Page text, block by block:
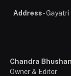
Address-
Chandra
Owner & Editor